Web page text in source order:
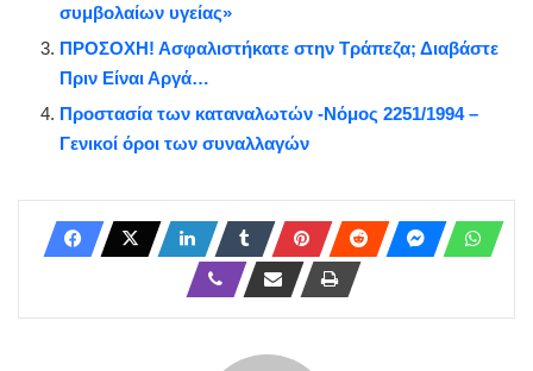
συμβολαίων υγείας»
ΠΡΟΣΟΧΗ! Ασφαλιστήκατε στην Τράπεζα; Διαβάστε
Πριν Είναι Αργά…
Προστασία των καταναλωτών -Νόμος 2251/1994 –
Γενικοί όροι των συναλλαγών